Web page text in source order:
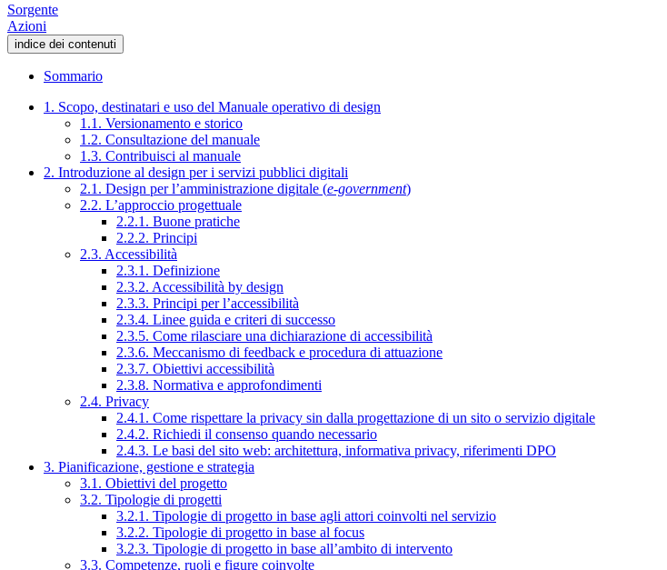
Sorgente
Azioni
indice dei contenuti
Sommario
1. Scopo, destinatari e uso del Manuale operativo di design
1.1. Versionamento e storico
1.2. Consultazione del manuale
1.3. Contribuisci al manuale
2. Introduzione al design per i servizi pubblici digitali
2.1. Design per l’amministrazione digitale (e-government)
2.2. L’approccio progettuale
2.2.1. Buone pratiche
2.2.2. Principi
2.3. Accessibilità
2.3.1. Definizione
2.3.2. Accessibilità by design
2.3.3. Principi per l’accessibilità
2.3.4. Linee guida e criteri di successo
2.3.5. Come rilasciare una dichiarazione di accessibilità
2.3.6. Meccanismo di feedback e procedura di attuazione
2.3.7. Obiettivi accessibilità
2.3.8. Normativa e approfondimenti
2.4. Privacy
2.4.1. Come rispettare la privacy sin dalla progettazione di un sito o servizio digitale
2.4.2. Richiedi il consenso quando necessario
2.4.3. Le basi del sito web: architettura, informativa privacy, riferimenti DPO
3. Pianificazione, gestione e strategia
3.1. Obiettivi del progetto
3.2. Tipologie di progetti
3.2.1. Tipologie di progetto in base agli attori coinvolti nel servizio
3.2.2. Tipologie di progetto in base al focus
3.2.3. Tipologie di progetto in base all’ambito di intervento
3.3. Competenze, ruoli e figure coinvolte